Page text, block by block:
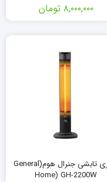
۸,۰۰۰,۰۰۰ تومان
بخاری تابشی جنرال هوم(General
Home) GH-2200W